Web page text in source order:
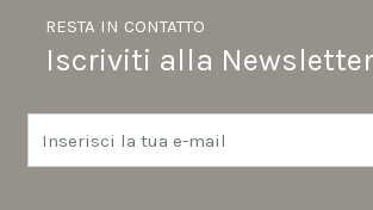
RESTA IN CONTATTO
Iscriviti alla Newsletter